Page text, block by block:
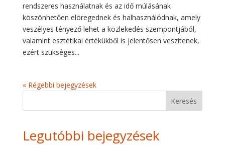
rendszeres használatnak és az idő múlásának
köszönhetően elöregednek és halhasználódnak, amely
veszélyes tényező lehet a közlekedés szempontjából,
valamint esztétikai értékükből is jelentősen veszítenek,
ezért szükséges...
« Régebbi bejegyzések
Keresés
Legutóbbi bejegyzések